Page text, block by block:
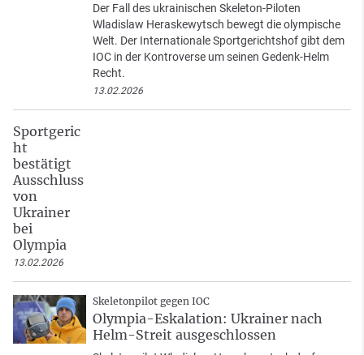
Der Fall des ukrainischen Skeleton-Piloten
Wladislaw Heraskewytsch bewegt die olympische
Welt. Der Internationale Sportgerichtshof gibt dem
IOC in der Kontroverse um seinen Gedenk-Helm
Recht.
13.02.2026
Sportgeric
ht
bestätigt
Ausschluss
von
Ukrainer
bei
Olympia
13.02.2026
Skeletonpilot gegen IOC
Olympia-Eskalation: Ukrainer nach
Helm-Streit ausgeschlossen